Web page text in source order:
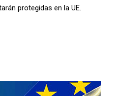
protegidas en la UE.